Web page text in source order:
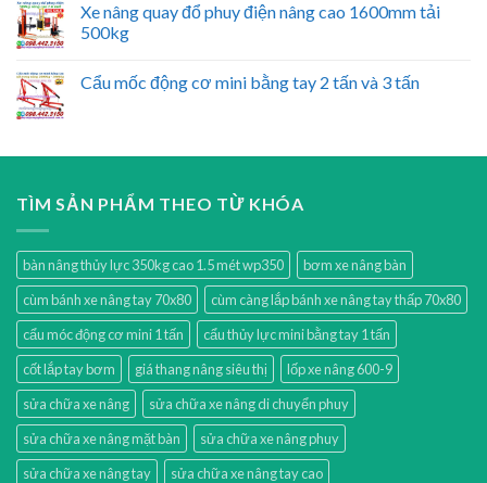
Xe nâng quay đổ phuy điện nâng cao 1600mm tải
500kg
Cẩu mốc động cơ mini bằng tay 2 tấn và 3 tấn
TÌM SẢN PHẨM THEO TỪ KHÓA
bàn nâng thủy lực 350kg cao 1.5 mét wp350
bơm xe nâng bàn
cùm bánh xe nâng tay 70x80
cùm càng lắp bánh xe nâng tay thấp 70x80
cẩu móc động cơ mini 1 tấn
cẩu thủy lực mini bằng tay 1 tấn
cốt lắp tay bơm
giá thang nâng siêu thị
lốp xe nâng 600-9
sửa chữa xe nâng
sửa chữa xe nâng di chuyển phuy
sửa chữa xe nâng mặt bàn
sửa chữa xe nâng phuy
sửa chữa xe nâng tay
sửa chữa xe nâng tay cao